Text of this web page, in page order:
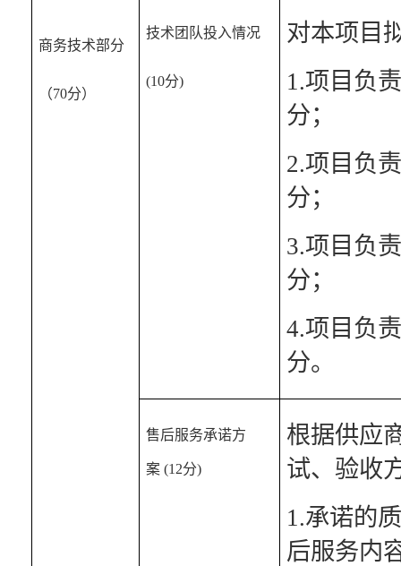
商务技术部分
（70分）
技术团队投入情况
(10分)
对本项目
1.项目负
分；
2.项目负
分；
3.项目负
分；
4.项目负
分。
售后服务承诺方
案 (12分)
根据供应
试、验收
1.承诺的
后服务内